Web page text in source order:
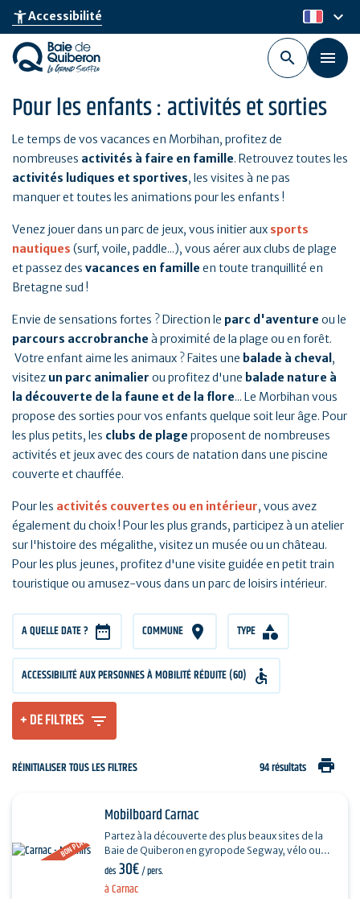
Aller
au
contenu
principal
accessibility_newAccessibilité fr
keyboard_arrow_down
Pour les enfants : activités et sorties
Le temps de vos vacances en Morbihan, profitez de
nombreuses activités à faire en famille. Retrouvez toutes les
activités ludiques et sportives, les visites à ne pas
manquer et toutes les animations pour les enfants !
Venez jouer dans un parc de jeux, vous initier aux sports
nautiques (surf, voile, paddle...), vous aérer aux clubs de plage
et passez des vacances en famille en toute tranquillité en
Bretagne sud !
Envie de sensations fortes ? Direction le parc d'aventure ou le
parcours accrobranche à proximité de la plage ou en forêt.
Votre enfant aime les animaux ? Faites une balade à cheval ,
visitez un parc animalier ou profitez d'une balade nature à
la découverte de la faune et de la flore... Le Morbihan vous
propose des sorties pour vos enfants quelque soit leur âge. Pour
les plus petits, les clubs de plage proposent de nombreuses
activités et jeux avec des cours de natation dans une piscine
couverte et chauffée.
Pour les activités couvertes ou en intérieur, vous avez
également du choix ! Pour les plus grands, participez à un atelier
sur l'histoire des mégalithe, visitez un musée ou un château.
Pour les plus jeunes, profitez d'une visite guidée en petit train
touristique ou amusez-vous dans un parc de loisirs intérieur.
A QUELLE DATE ? COMMUNE TYPE
ACCESSIBILITÉ AUX PERSONNES À MOBILITÉ RÉDUITE (60)
+ DE FILTRES
RÉINITIALISER TOUS LES FILTRES 94 résultats print
BON PLAN
à Carnac
Mobilboard Carnac
Partez à la découverte des plus beaux sites de la
Baie de Quiberon en gyropode Segway, vélo ou
trottinette électrique. Evadez-vous, accompagné
dès 30€/ pers.